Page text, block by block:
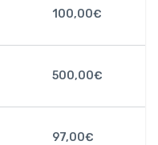
100,00€
500,00€
97,00€